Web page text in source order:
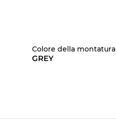
Colore della montatura
GREY